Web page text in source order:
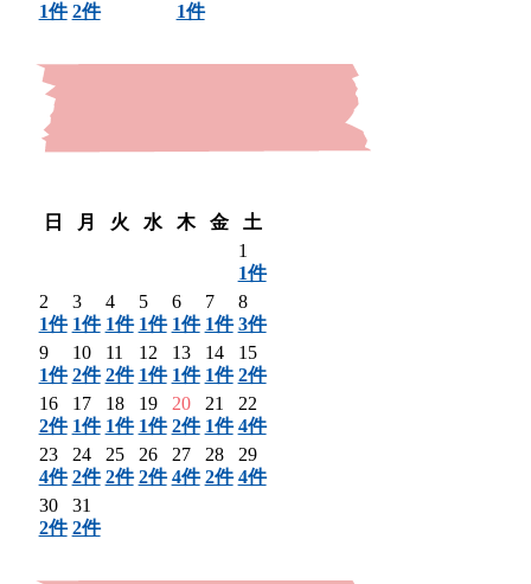
1件 2件
1件
日
月 火 水 木 金
土
1
1件
2
1件
3
1件
4
1件
5
1件
6
1件
7
1件
8
3件
9
1件
10
2件
11
2件
12
1件
13
1件
14
1件
15
2件
16
2件
17
1件
18
1件
19
1件
20
2件
21
1件
22
4件
23
4件
24
2件
25
2件
26
2件
27
4件
28
2件
29
4件
30
2件
31
2件